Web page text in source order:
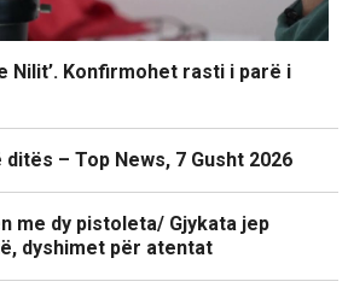
Nilit’. Konfirmohet rasti i parë i
– Top News, 7 Gusht 2026
me dy pistoleta/ Gjykata jep
dyshimet për atentat